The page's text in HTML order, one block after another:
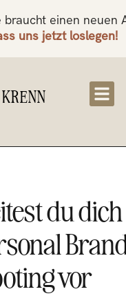
braucht einen neuen
uns jetzt loslegen!
du
vor